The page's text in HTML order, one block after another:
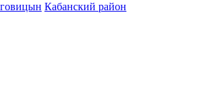
Кабанский район